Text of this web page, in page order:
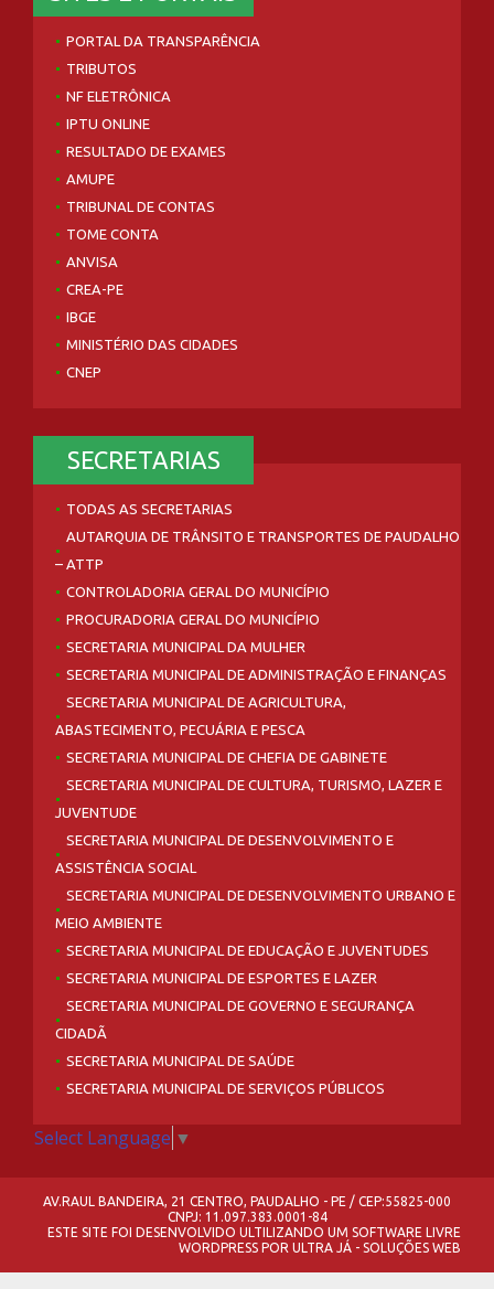
PORTAL DA TRANSPARÊNCIA
TRIBUTOS
NF ELETRÔNICA
IPTU ONLINE
RESULTADO DE EXAMES
AMUPE
TRIBUNAL DE CONTAS
TOME CONTA
ANVISA
CREA-PE
IBGE
MINISTÉRIO DAS CIDADES
CNEP
SECRETARIAS
TODAS AS SECRETARIAS
AUTARQUIA DE TRÂNSITO E TRANSPORTES DE PAUDALHO
– ATTP
CONTROLADORIA GERAL DO MUNICÍPIO
PROCURADORIA GERAL DO MUNICÍPIO
SECRETARIA MUNICIPAL DA MULHER
SECRETARIA MUNICIPAL DE ADMINISTRAÇÃO E FINANÇAS
SECRETARIA MUNICIPAL DE AGRICULTURA,
ABASTECIMENTO, PECUÁRIA E PESCA
SECRETARIA MUNICIPAL DE CHEFIA DE GABINETE
SECRETARIA MUNICIPAL DE CULTURA, TURISMO, LAZER E
JUVENTUDE
SECRETARIA MUNICIPAL DE DESENVOLVIMENTO E
ASSISTÊNCIA SOCIAL
SECRETARIA MUNICIPAL DE DESENVOLVIMENTO URBANO E
MEIO AMBIENTE
SECRETARIA MUNICIPAL DE EDUCAÇÃO E JUVENTUDES
SECRETARIA MUNICIPAL DE ESPORTES E LAZER
SECRETARIA MUNICIPAL DE GOVERNO E SEGURANÇA
CIDADÃ
SECRETARIA MUNICIPAL DE SAÚDE
SECRETARIA MUNICIPAL DE SERVIÇOS PÚBLICOS
Select Language ▼
AV.RAUL BANDEIRA, 21 CENTRO, PAUDALHO - PE / CEP:55825-000
CNPJ: 11.097.383.0001-84
ESTE SITE FOI DESENVOLVIDO ULTILIZANDO UM SOFTWARE LIVRE
WORDPRESS POR ULTRA JÁ - SOLUÇÕES WEB